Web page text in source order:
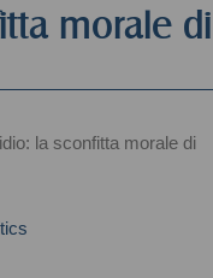
morale di
la sconfitta morale di